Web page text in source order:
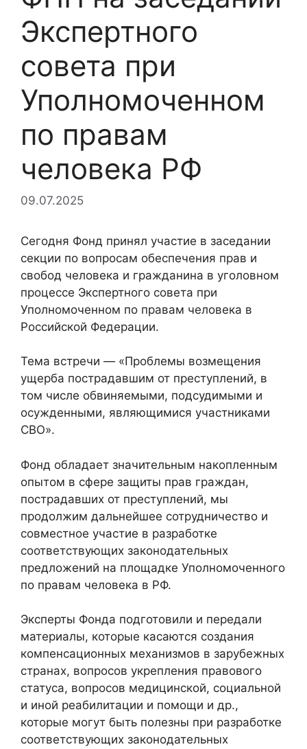
Экспертного
совета при
Уполномоченном
по правам
человека РФ
09.07.2025
Сегодня Фонд принял участие в заседании
секции по вопросам обеспечения прав и
свобод человека и гражданина в уголовном
процессе Экспертного совета при
Уполномоченном по правам человека в
Российской Федерации.
Тема встречи — «Проблемы возмещения
ущерба пострадавшим от преступлений, в
том числе обвиняемыми, подсудимыми и
осужденными, являющимися участниками
СВО».
Фонд обладает значительным накопленным
опытом в сфере защиты прав граждан,
пострадавших от преступлений, мы
продолжим дальнейшее сотрудничество и
совместное участие в разработке
соответствующих законодательных
предложений на площадке Уполномоченного
по правам человека в РФ.
Эксперты Фонда подготовили и передали
материалы, которые касаются создания
компенсационных механизмов в зарубежных
странах, вопросов укрепления правового
статуса, вопросов медицинской, социальной
и иной реабилитации и помощи и др.,
которые могут быть полезны при разработке
соответствующих законодательных